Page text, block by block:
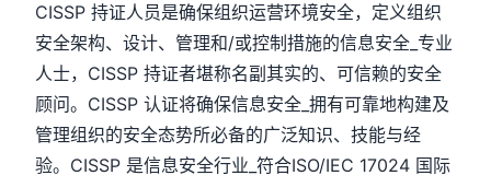
CISSP 持证人员是确保组织运营环境安全，定义组织
安全架构、设计、管理和/或控制措施的信息安全_专业
人士，CISSP 持证者堪称名副其实的、可信赖的安全
顾问。CISSP 认证将确保信息安全_拥有可靠地构建及
管理组织的安全态势所必备的广泛知识、技能与经
验。CISSP 是信息安全行业_符合ISO/IEC 17024 国际